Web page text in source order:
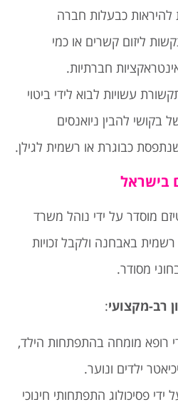
להיראות כבעלות חברה
ליזום קשרים או כמי
חברתיות.
עשויות לבוא לידי ביטוי
בקושי להבין ניואנסים
כבוגרת או רשמית לגילן.
בישראל
מוסדר על ידי נוהל משרד
באבחנה ולקבל זכויות
מסודר.
רב-מקצועי:
רופא מומחה בהתפתחות הילד,
ילדים ונוער.
ידי פסיכולוג התפתחותי חינוכי